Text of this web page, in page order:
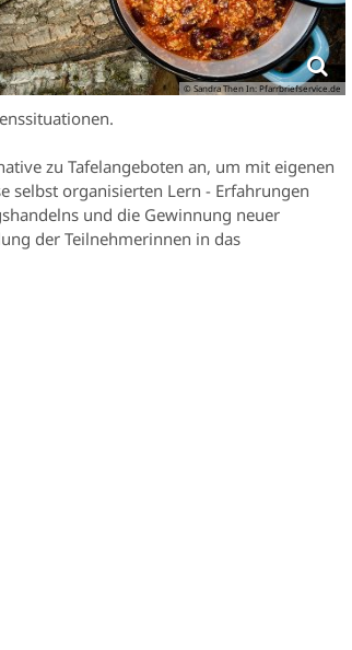
© Sandra Then In: Pfarrbriefservice.de
zu Tafelangeboten an, um mit eigenen
selbst organisierten Lern - Erfahrungen
und die Gewinnung neuer
der Teilnehmerinnen in das